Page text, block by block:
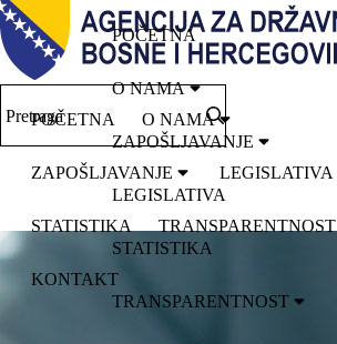
Pretraga
POČETNA O NAMA
ZAPOŠLJAVANJE LEGISLATIVA
STATISTIKA TRANSPARENTNOST
KONTAKT
POČETNA
O NAMA
ZAPOŠLJAVANJE
LEGISLATIVA
STATISTIKA
TRANSPARENTNOST